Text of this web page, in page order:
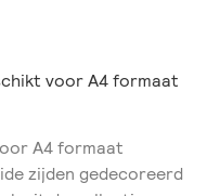
voor A4 formaat
A4 formaat
zijden gedecoreerd